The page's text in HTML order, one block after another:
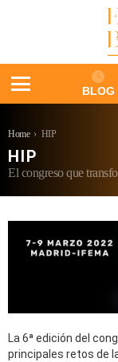
BLOG
You are here:
Home HIP
HIP
El congreso que
La 6ª edición del
principales retos de